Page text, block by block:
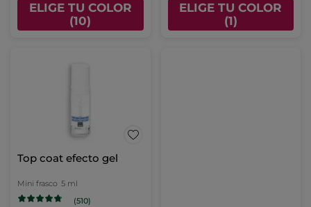
ELIGE TU COLOR
(10)
ELIGE TU COLOR
(1)
Top coat efecto gel
Mini frasco 5 ml
(510)